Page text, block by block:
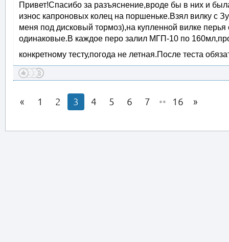
Привет!Спасибо за разъяснение,вроде бы в них и
износ капроновых колец на поршеньке.Взял вилку с
меня под дисковый тормоз),на купленной вилке
одинаковые.В каждое перо залил МГП-10 по
конкретному тесту,погода не летная.После теста
1 2 3 4 5 6 7 •• 16